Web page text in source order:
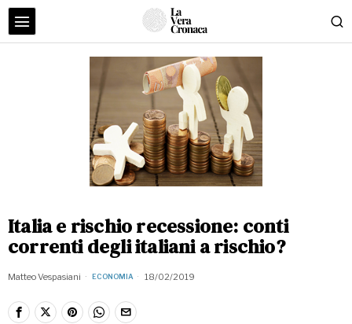
Italia e rischio recessione: conti
correnti degli italiani a rischio?
Matteo Vespasiani ECONOMIA 18/02/2019